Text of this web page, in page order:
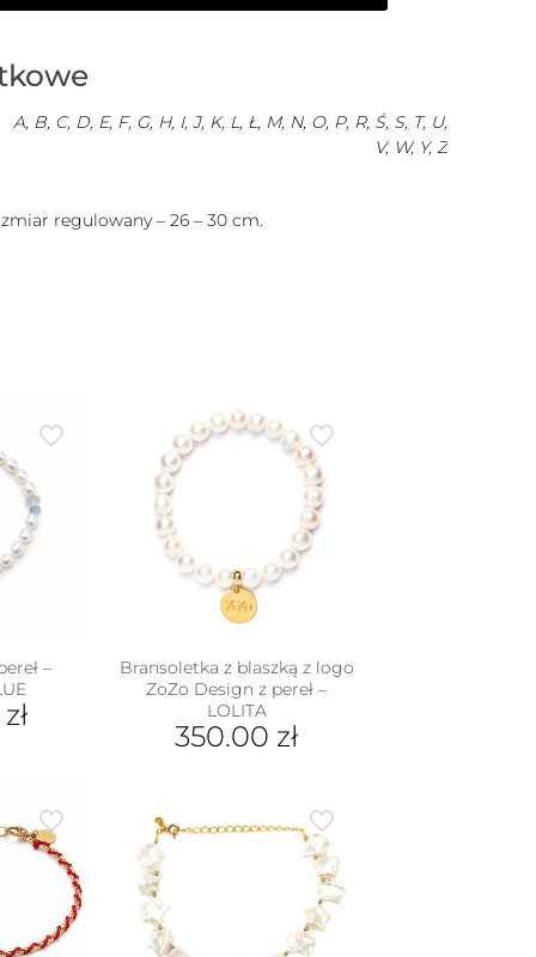
A, B, C, D, E, F, G, H, I, J, K, L, Ł, M, N, O, P, R, Ś, S, T, U,
V, W, Y, Z
regulowany – 26 – 30 cm.
–
zł
Bransoletka z blaszką z logo
ZoZo Design z pereł –
LOLITA
350.00 zł